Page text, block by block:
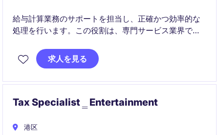
給与計算業務のサポートを担当し、正確かつ効率的な
処理を行います。この役割は、専門サービス業界での
求人を見る
Tax Specialist ‗ Entertainment
港区